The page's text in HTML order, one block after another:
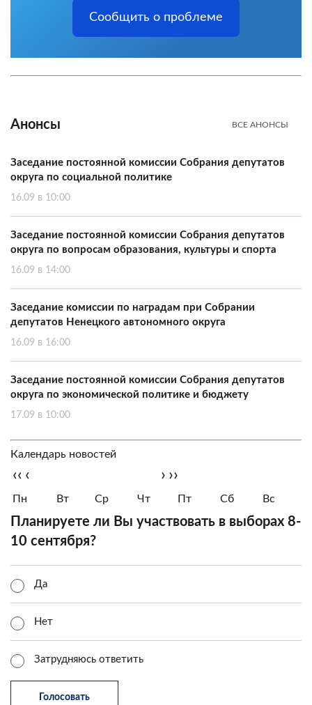
Сообщить о проблеме
Анонсы ВСЕ АНОНСЫ
Заседание постоянной комиссии Собрания депутатов
округа по социальной политике
16.09 в 10:00
Заседание постоянной комиссии Собрания депутатов
округа по вопросам образования, культуры и спорта
16.09 в 14:00
Заседание комиссии по наградам при Собрании
депутатов Ненецкого автономного округа
16.09 в 16:00
Заседание постоянной комиссии Собрания депутатов
округа по экономической политике и бюджету
17.09 в 10:00
Календарь новостей
‹‹ ‹ › ››
Пн Вт Ср Чт Пт Сб Вс
Планируете ли Вы участвовать в выборах 8-
10 сентября?
Да
Нет
Затрудняюсь ответить